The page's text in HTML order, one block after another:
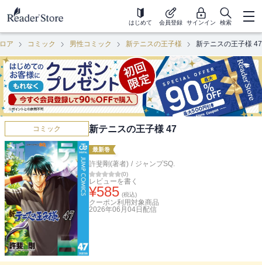
はじめて 会員登録 サインイン 検索
ア コミック 男性コミック 新テニスの王子様 新テニスの王子様 47
コミック 新テニスの王子様 47
最新巻
許斐剛(著者) / ジャンプSQ.
(0)
レビューを書く
¥585 (税込)
クーポン利用対象商品
2026年06月04日 配信